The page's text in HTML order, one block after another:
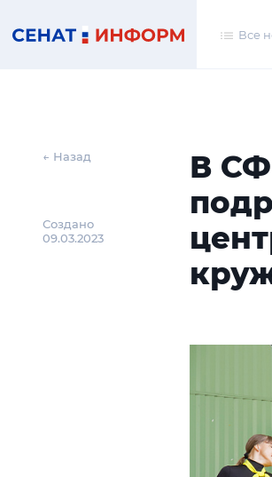
Все
← Назад
Создано
09.03.2023
В СФ